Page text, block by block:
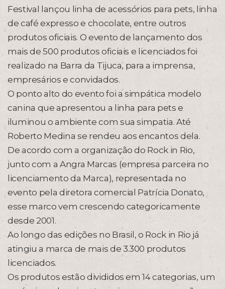
Festival lançou linha de acessórios para pets, linha
de café expresso e chocolate, entre outros
produtos oficiais. O evento de lançamento dos
mais de 500 produtos oficiais e licenciados foi
realizado na Barra da Tijuca, para a imprensa,
empresários e convidados.
O ponto alto do evento foi a simpática modelo
canina que apresentou a linha para pets e
iluminou o ambiente com sua simpatia. Até
Roberto Medina se rendeu aos encantos dela.
De acordo com a organização do Rock in Rio,
junto com a Angra Marcas (empresa parceira no
licenciamento da Marca), representada no
evento pela diretora comercial Patrícia Donato,
esse marco vem crescendo categoricamente
desde 2001.
Ao longo das edições no Brasil, o Rock in Rio já
atingiu a marca de mais de 3.300 produtos
licenciados.
Os produtos estão divididos em 14 categorias, um